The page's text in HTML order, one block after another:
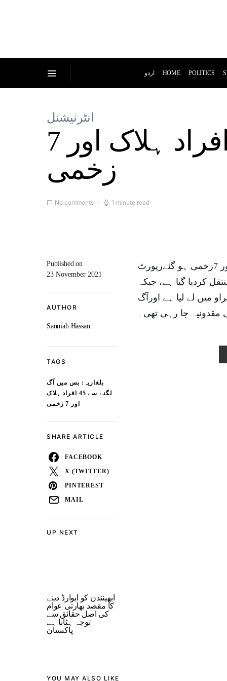
اردو HOME POLITICS
انٹرنیشنل
بلغاریہ: بس میں آگ لگنے سے 45 افراد ہلاک اور 7
زخمی
No comments 1 minute read
UP NEXT
ابھینندن کو ایوارڈ دینے
کا مقصد بھارتی عوام
کی اصل حقائق سے
توجہ ہٹانا ہے
پاکستان
Published on
23 November 2021
AUTHOR
Sanniah Hassan
TAGS
بلغاریہ: بس میں آگ
لگنے سے 45 افراد ہلاک
اور 7 زخمی
SHARE ARTICLE
FACEBOOK
X (TWITTER)
PINTEREST
MAIL
بلغاریہ ہائی وے پر بس میں آگ لگنے سے 45افرادہلاک اور 7زخمی ہو گئےرپورٹ
کردیا گیا ہے، جبکہ
میں لے لیا ہے اورآگ
جا رہی تھی۔
YOU MAY ALSO LIKE